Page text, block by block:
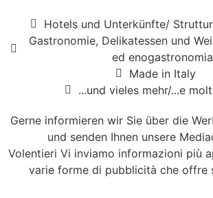
Hotels und Unterkünfte/
Gastronomie, Delikatessen und
ed enogastronomia
Made in Italy
...und vieles mehr/...e
Gerne informieren wir Sie über die
und senden Ihnen unsere
Volentieri Vi inviamo informazioni più
varie forme di pubblicità che offre